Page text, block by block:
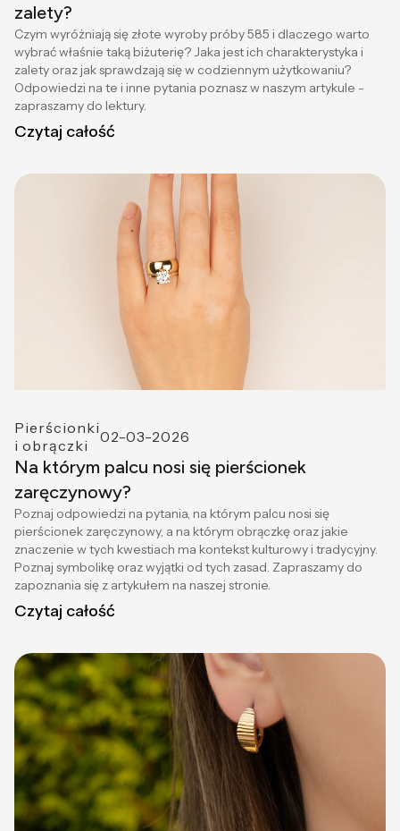
zalety?
Czym wyróżniają się złote wyroby próby 585 i dlaczego warto
wybrać właśnie taką biżuterię? Jaka jest ich charakterystyka i
zalety oraz jak sprawdzają się w codziennym użytkowaniu?
Odpowiedzi na te i inne pytania poznasz w naszym artykule -
zapraszamy do lektury.
Czytaj całość
Pierścionki
i obrączki
02-03-2026
Na którym palcu nosi się pierścionek
zaręczynowy?
Poznaj odpowiedzi na pytania, na którym palcu nosi się
pierścionek zaręczynowy, a na którym obrączkę oraz jakie
znaczenie w tych kwestiach ma kontekst kulturowy i tradycyjny.
Poznaj symbolikę oraz wyjątki od tych zasad. Zapraszamy do
zapoznania się z artykułem na naszej stronie.
Czytaj całość